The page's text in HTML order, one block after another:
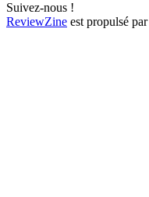
Suivez-nous !
ReviewZine est propulsé par